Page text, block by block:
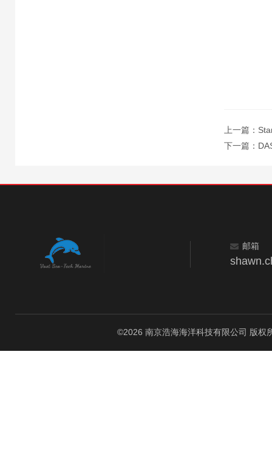
上一篇：
下一篇：
邮箱
©2026 南京浩海海洋科技有限公司 版权